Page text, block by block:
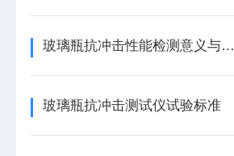
玻璃瓶抗冲击性能检测意义与注意事项
玻璃瓶抗冲击测试仪试验标准